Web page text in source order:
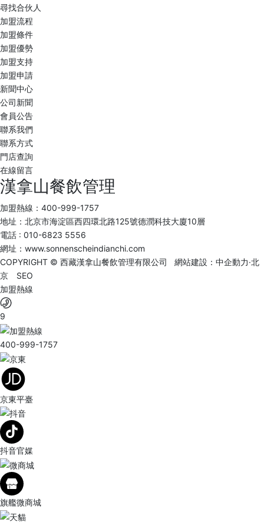
尋找合伙人
加盟流程
加盟條件
加盟優勢
加盟支持
加盟申請
新聞中心
公司新聞
會員公告
聯系我們
聯系方式
門店查詢
在線留言
漢拿山餐飲管理
加盟熱線： 400-999-1757
地址：北京市海淀區西四環北路125號德潤科技大廈10層
電話 : 010-6823 5556
網址： www.sonnenscheindianchi.com
COPYRIGHT © 西藏漢拿山餐飲管理有限公司 網站建設： 中企動力·北
京
SEO
加盟熱線
9
400-999-1757
京東平臺
抖音官媒
旗艦微商城